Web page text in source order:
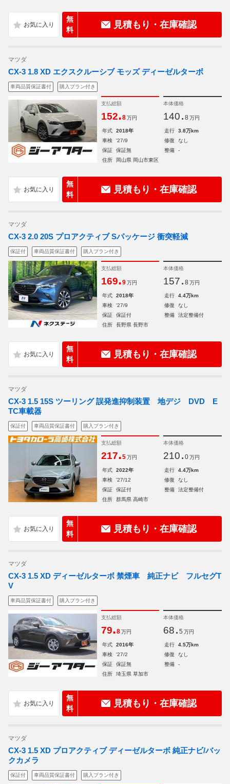
無
料
見積もり・在庫確認
マツダ
CX-3 1.8 XD エクスクルーシブ モッズ ディーゼルターボ
車両品質保証書付 購入プラン付き
支払総額
152.8 万円
本体価格
140. 8 万円
年式 2018年 走行
3.8万km
車検
'27/9 修復
なし
保証
保証無 整備
-
住所
岡山県 岡山市東区
無
料
見積もり・在庫確認
マツダ
CX-3 2.0 20S プロアクティブ Sパッケージ 衝突軽減
保証付 車両品質保証書付 購入プラン付き
支払総額
169.9 万円
本体価格
157. 8 万円
年式 2018年 走行
4.4万km
車検
'27/9 修復
なし
保証
保証付 整備
法定整備付
住所
長野県 長野市
無
料
見積もり・在庫確認
マツダ
CX-3 1.5 15S ツーリング 誤発進抑制装置 地デジ DVD E
TC車載器
保証付 車両品質保証書付 購入プラン付き
支払総額
217.5 万円
本体価格
210. 0 万円
年式 2022年 走行
4.4万km
車検
'27/12 修復
なし
保証
保証付 整備
法定整備付
住所
群馬県 高崎市
無
料
見積もり・在庫確認
マツダ
CX-3 1.5 XD ディーゼルターボ 禁煙車 純正ナビ フルセグT
V
車両品質保証書付 購入プラン付き
支払総額
79.8 万円
本体価格
68. 5 万円
年式 2016年 走行
4.5万km
車検
'27/2 修復
なし
保証
保証無 整備
-
住所
埼玉県 草加市
無
料
見積もり・在庫確認
マツダ
CX-3 1.5 XD プロアクティブ ディーゼルターボ 純正ナビ/バッ
クカメラ
保証付 車両品質保証書付 購入プラン付き